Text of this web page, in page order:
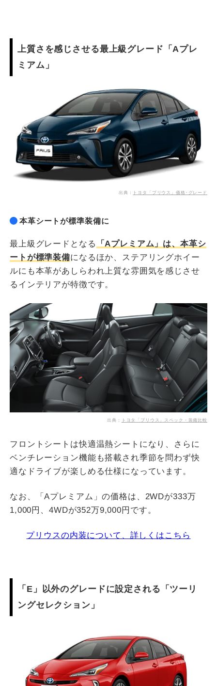
上質さを感じさせる最上級グレード「Aプレ
ミアム」
出典： トヨタ「プリウス」価格･グレード
本革シートが標準装備に
最上級グレードとなる
「Aプレミアム」は、本革シ
ートが標準装備になるほか、ステアリングホイー
ルにも本革があしらわれ上質な雰囲気を感じさせ
るインテリアが特徴です。
出典： トヨタ「プリウス」スペック・装備比較
フロントシートは快適温熱シートになり、さらに
ベンチレーション機能も搭載され季節を問わず快
適なドライブが楽しめる仕様になっています。
なお、「Aプレミアム」の価格は、2WDが333万
1,000円、4WDが352万9,000円です。
プリウスの内装について、詳しくはこちら
「E」以外のグレードに設定される「ツーリ
ングセレクション」